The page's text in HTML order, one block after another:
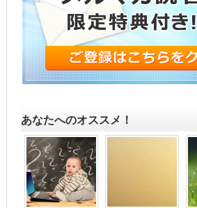
あなたへのオススメ！